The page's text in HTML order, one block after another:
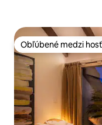
Obľúbené medzi
Obľúbené medzi